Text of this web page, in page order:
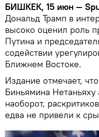
БИШКЕК, 15 июн —
Дональд Трамп в
высоко оценил роль
Путина и
содействии
Ближнем Востоке.
Издание отмечает,
Биньямина
наоборот,
едва не привели к